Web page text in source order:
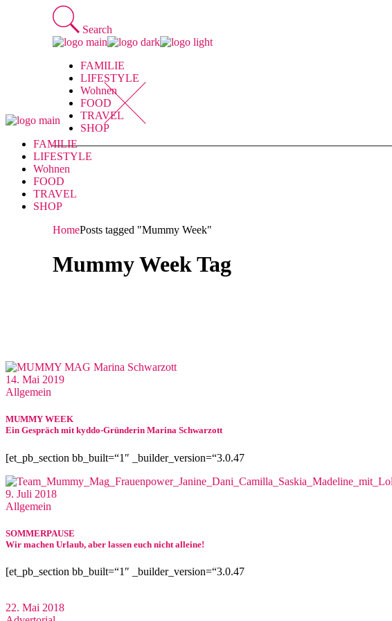
Search
FAMILIE
LIFESTYLE
Wohnen
FOOD
TRAVEL
SHOP
FAMILIE
LIFESTYLE
Wohnen
FOOD
TRAVEL
SHOP
HomePosts tagged "Mummy Week"
Mummy Week Tag
14. Mai 2019
Allgemein
MUMMY WEEK
Ein Gespräch mit kyddo-Gründerin Marina Schwarzott
[et_pb_section bb_built=“1″ _builder_version=“3.0.47
9. Juli 2018
Allgemein
SOMMERPAUSE
Wir machen Urlaub, aber lassen euch nicht alleine!
[et_pb_section bb_built=“1″ _builder_version=“3.0.47
22. Mai 2018